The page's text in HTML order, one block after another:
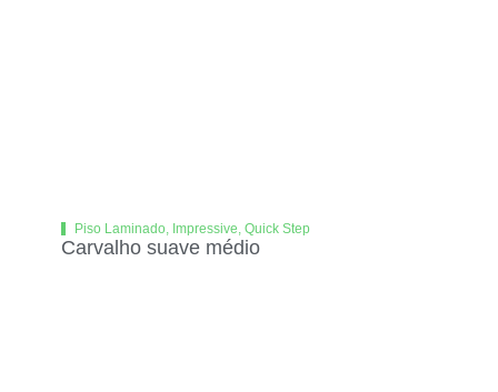
Piso Laminado, Impressive, Quick Step
Carvalho suave médio